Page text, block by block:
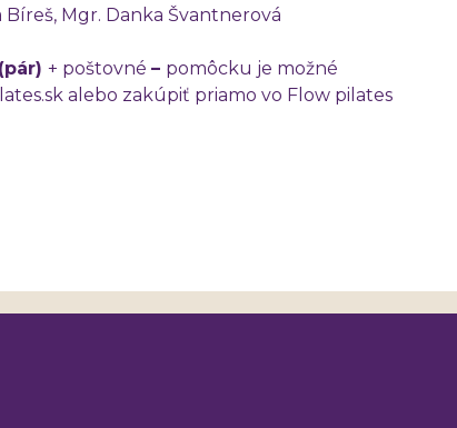
Bíreš, Mgr. Danka Švantnerová
+ poštovné – pomôcku je možné
alebo zakúpiť priamo vo Flow pilates